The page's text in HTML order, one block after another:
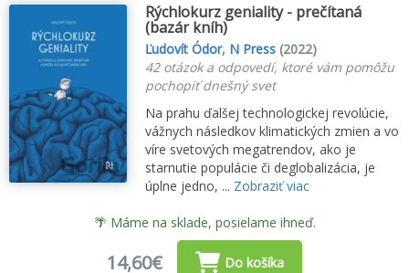
Rýchlokurz geniality - prečítaná
(bazár kníh)
Ľudovít Ódor, N Press (2022)
42 otázok a odpovedí, ktoré vám pomôžu
pochopiť dnešný svet
Na prahu ďalšej technologickej revolúcie,
vážnych následkov klimatických zmien a vo
víre svetových megatrendov, ako je
starnutie populácie či deglobalizácia, je
úplne jedno, ... Zobraziť viac
🌴 Máme na sklade, posielame ihneď.
14,60€ Do košíka